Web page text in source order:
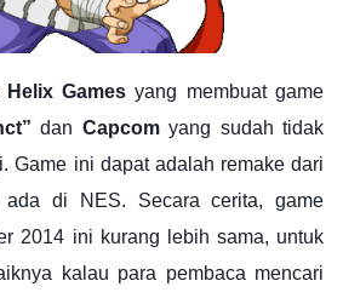
Helix Games yang membuat game
dan Capcomyang sudah tidak
Game ini dapat adalah remake dari
di NES. Secara cerita, game
2014 ini kurang lebih sama, untuk
kalau para pembaca mencari